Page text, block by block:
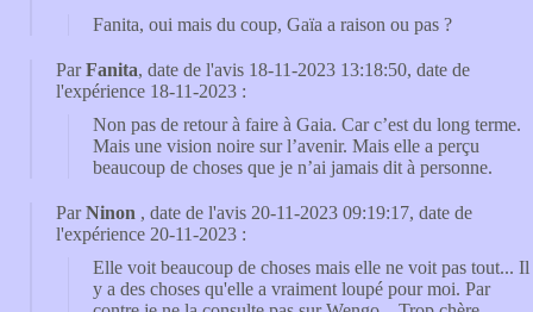
Fanita, oui mais du coup, Gaïa a raison ou pas ?
ParFanita, date de l'avis 18-11-2023 13:18:50, date de
l'expérience 18-11-2023 :
Non pas de retour à faire à Gaia. Car c’est du long terme.
Mais une vision noire sur l’avenir. Mais elle a perçu
beaucoup de choses que je n’ai jamais dit à personne.
ParNinon , date de l'avis 20-11-2023 09:19:17, date de
l'expérience 20-11-2023 :
Elle voit beaucoup de choses mais elle ne voit pas tout... Il
y a des choses qu'elle a vraiment loupé pour moi. Par